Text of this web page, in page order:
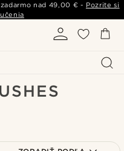
nad 49,00 € - Pozrite si